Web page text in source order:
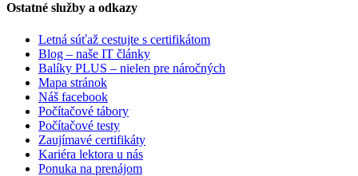
Ostatné služby a odkazy
Letná súťaž cestujte s certifikátom
Blog – naše IT články
Balíky PLUS – nielen pre náročných
Mapa stránok
Náš facebook
Počítačové tábory
Počítačové testy
Zaujímavé certifikáty
Kariéra lektora u nás
Ponuka na prenájom